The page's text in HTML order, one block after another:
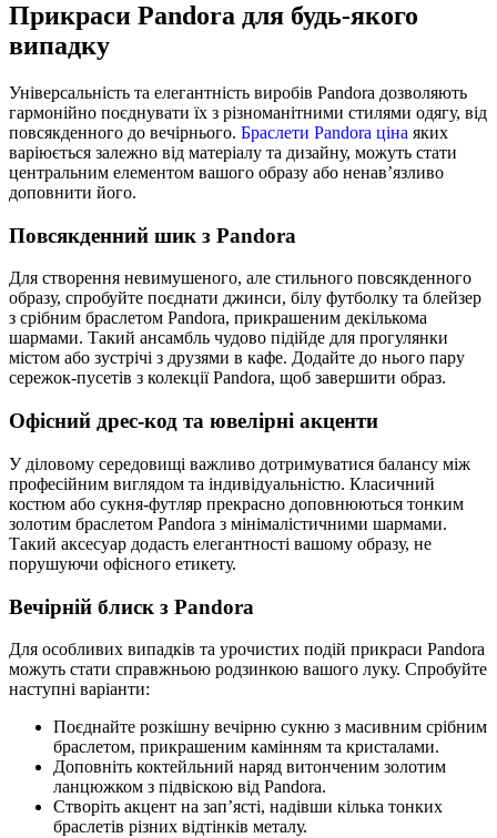
Прикраси Pandora для будь-якого
випадку
Універсальність та елегантність виробів Pandora дозволяють
гармонійно поєднувати їх з різноманітними стилями одягу, від
повсякденного до вечірнього. Браслети Pandora ціна яких
варіюється залежно від матеріалу та дизайну, можуть стати
центральним елементом вашого образу або ненав’язливо
доповнити його.
Повсякденний шик з Pandora
Для створення невимушеного, але стильного повсякденного
образу, спробуйте поєднати джинси, білу футболку та блейзер
з срібним браслетом Pandora, прикрашеним декількома
шармами. Такий ансамбль чудово підійде для прогулянки
містом або зустрічі з друзями в кафе. Додайте до нього пару
сережок-пусетів з колекції Pandora, щоб завершити образ.
Офісний дрес-код та ювелірні акценти
У діловому середовищі важливо дотримуватися балансу між
професійним виглядом та індивідуальністю. Класичний
костюм або сукня-футляр прекрасно доповнюються тонким
золотим браслетом Pandora з мінімалістичними шармами.
Такий аксесуар додасть елегантності вашому образу, не
порушуючи офісного етикету.
Вечірній блиск з Pandora
Для особливих випадків та урочистих подій прикраси Pandora
можуть стати справжньою родзинкою вашого луку. Спробуйте
наступні варіанти:
Поєднайте розкішну вечірню сукню з масивним срібним
браслетом, прикрашеним камінням та кристалами.
Доповніть коктейльний наряд витонченим золотим
ланцюжком з підвіскою від Pandora.
Створіть акцент на зап’ясті, надівши кілька тонких
браслетів різних відтінків металу.